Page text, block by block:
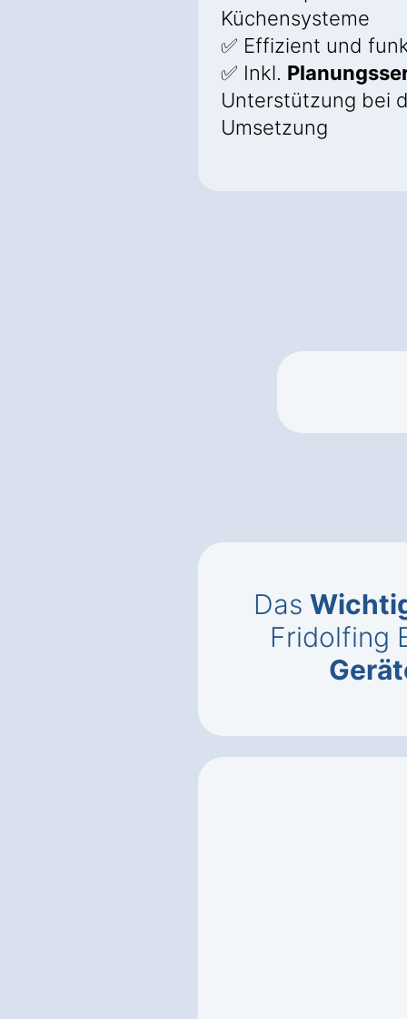
Küchensysteme
✅ Effizient und
✅ Inkl.
Unterstützung bei
Umsetzung
Das
Fridolfing